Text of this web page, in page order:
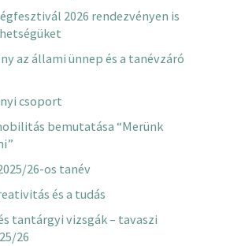
2026 rendezvényen is
az állami ünnep és a tanévzáró
csoport
bemutatása “Merünk
26-os tanév
és a tudás
tantárgyi vizsgák – tavaszi
26